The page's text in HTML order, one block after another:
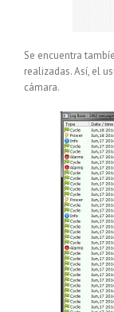
Se encuentra
realizadas. Así, el
cámara.